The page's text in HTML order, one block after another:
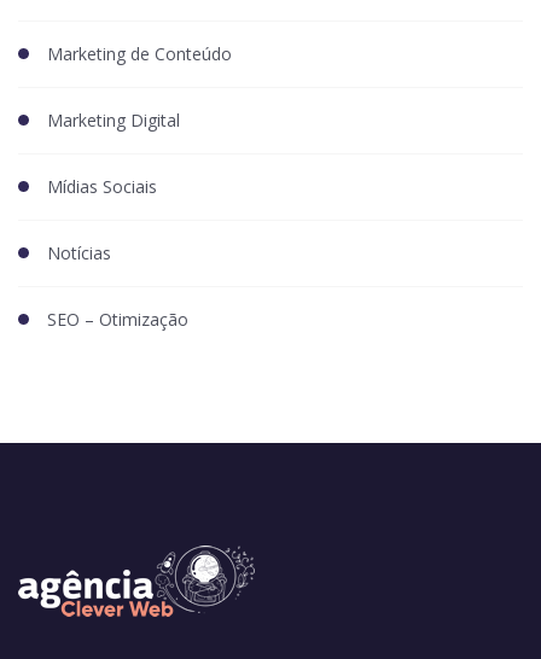
Marketing de Conteúdo
Marketing Digital
Mídias Sociais
Notícias
SEO – Otimização